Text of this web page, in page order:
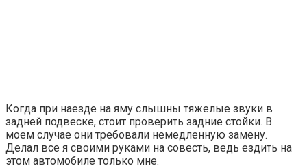
Когда при наезде на яму слышны тяжелые звуки в
задней подвеске, стоит проверить задние стойки. В
моем случае они требовали немедленную замену.
Делал все я своими руками на совесть, ведь ездить на
этом автомобиле только мне.